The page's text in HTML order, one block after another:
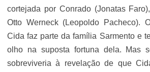
cortejada por Conrado (Jonatas
Otto Werneck (Leopoldo Pacheco).
Cida faz parte da família Sarmento e
olho na suposta fortuna dela. Mas
sobreviveria à revelação de que